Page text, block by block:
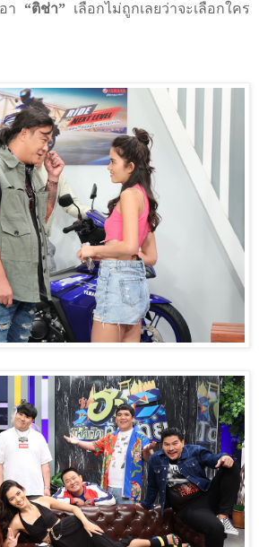
า “ติช่า” เลือกไม่ถูกเลยว่าจะเลือกใคร